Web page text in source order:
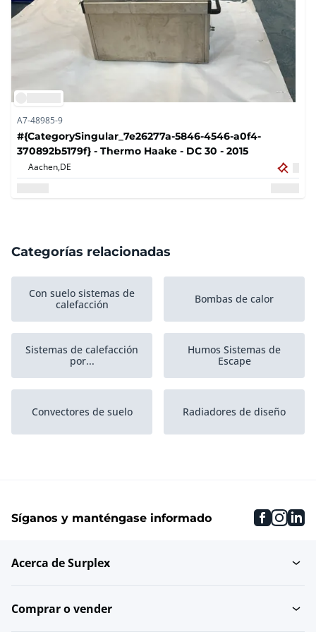
A7-48985-9
#{CategorySingular_7e26277a-5846-4546-a0f4-
370892b5179f} - Thermo Haake - DC 30 - 2015
Aachen,DE
Categorías relacionadas
Con suelo sistemas de
calefacción
Bombas de calor
Sistemas de calefacción
por...
Humos Sistemas de
Escape
Convectores de suelo Radiadores de diseño
Circuladores
Bombas de calefacción
Síganos y manténgase informado
Acerca de Surplex
Comprar o vender